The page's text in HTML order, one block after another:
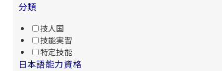
分類
技人国
技能実習
特定技能
日本語能力資格